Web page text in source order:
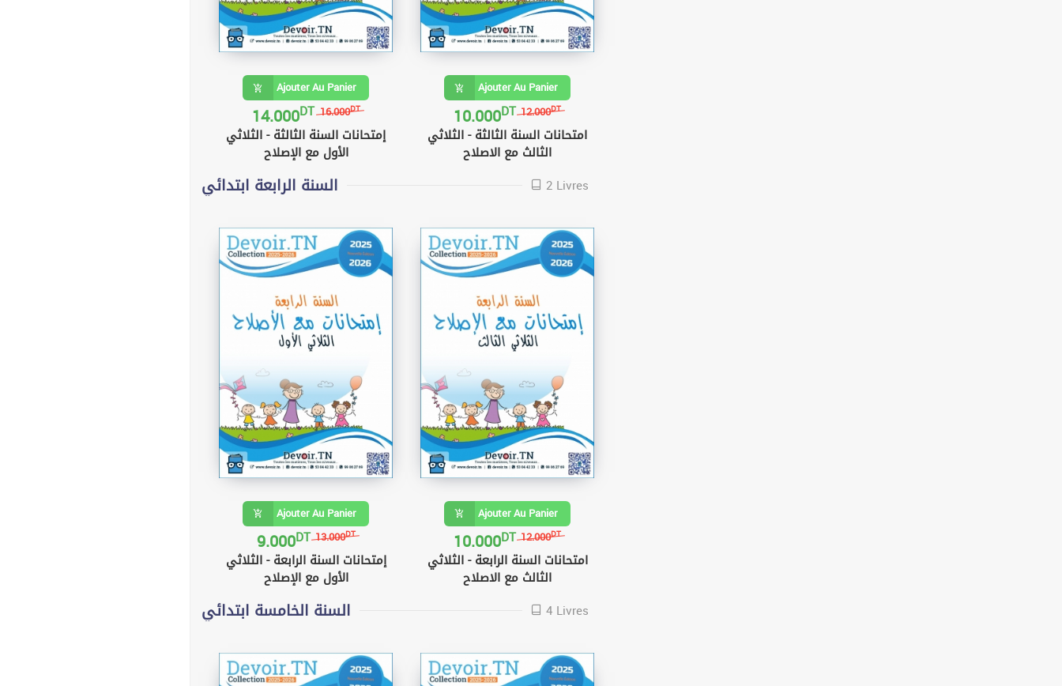
Ajouter Au Panier
16.000DT
14.000DT
إمتحانات السنة الثالثة - الثلاثي
الأول مع الإصلاح
Ajouter Au Panier
12.000DT
10.000DT
امتحانات السنة الثالثة - الثلاثي
الثالث مع الاصلاح
السنة الرابعة ابتدائي 2 Livres
Ajouter Au Panier
13.000DT
9.000DT
إمتحانات السنة الرابعة - الثلاثي
الأول مع الإصلاح
Ajouter Au Panier
12.000DT
10.000DT
امتحانات السنة الرابعة - الثلاثي
الثالث مع الاصلاح
السنة الخامسة ابتدائي 4 Livres